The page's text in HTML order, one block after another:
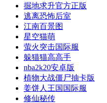
掘地求升官方正版
逃离恐怖后室
江南百景图
星空猫萌
萤火突击国际服
躲猫猫高高手
nba2k20安卓版
植物大战僵尸抽卡版
姜饼人王国国际服
修仙秘传